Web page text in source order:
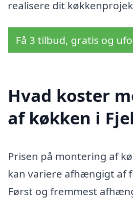
realisere dit
Få 3 tilbud, gratis og
Hvad koster
af køkken i
Prisen på montering af
kan variere afhængigt af
Først og fremmest